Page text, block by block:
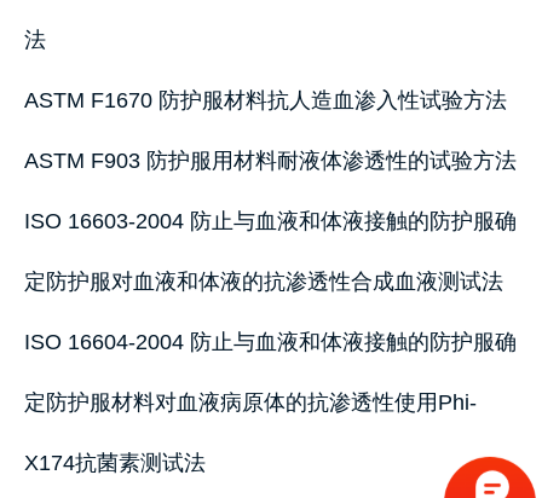
法
ASTM F1670 防护服材料抗人造血渗入性试验方法
ASTM F903 防护服用材料耐液体渗透性的试验方法
ISO 16603-2004 防止与血液和体液接触的防护服确
定防护服对血液和体液的抗渗透性合成血液测试法
ISO 16604-2004 防止与血液和体液接触的防护服确
定防护服材料对血液病原体的抗渗透性使用Phi-
X174抗菌素测试法